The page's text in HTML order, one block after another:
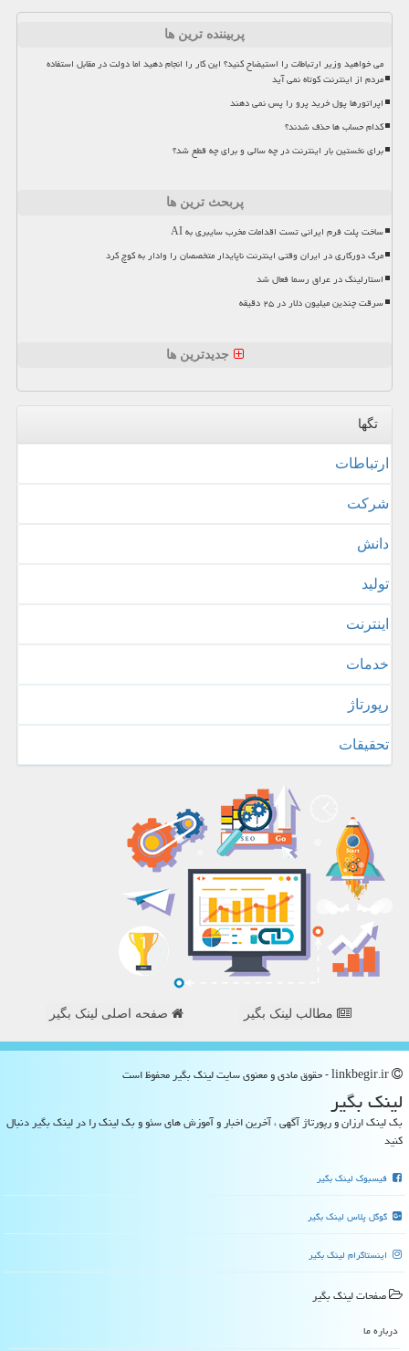
پربیننده ترین ها
می خواهید وزیر ارتباطات را استیضاح کنید؟ این کار را انجام دهید اما دولت در مقابل استفاده
مردم از اینترنت کوتاه نمی آید
اپراتورها پول خرید پرو را پس نمی دهند
کدام حساب ها حذف شدند؟
برای نخستین بار اینترنت در چه سالی و برای چه قطع شد؟
پربحث ترین ها
ساخت پلت فرم ایرانی تست اقدامات مخرب سایبری به AI
مرگ دورکاری در ایران وقتی اینترنت ناپایدار متخصصان را وادار به کوچ کرد
استارلینک در عراق رسما فعال شد
سرقت چندین میلیون دلار در ۲۵ دقیقه
جدیدترین ها
تگها
ارتباطات
شركت
دانش
تولید
اینترنت
خدمات
رپورتاژ
تحقیقات
مطالب لینک بگیر صفحه اصلی لینک بگیر
لینك بگیر
بک لینک ارزان و رپورتاژ آگهی ، آخرین اخبار و آموزش های سئو و بک لینک را در لینک بگیر دنبال
کنید
فیسبوک لینک بگیر
گوگل پلاس لینک بگیر
اینستاگرام لینک بگیر
صفحات لینك بگیر
درباره ما